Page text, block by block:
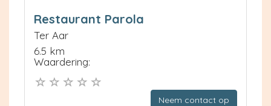
Restaurant Parola
Ter Aar
6.5 km
Waardering:
Neem contact op